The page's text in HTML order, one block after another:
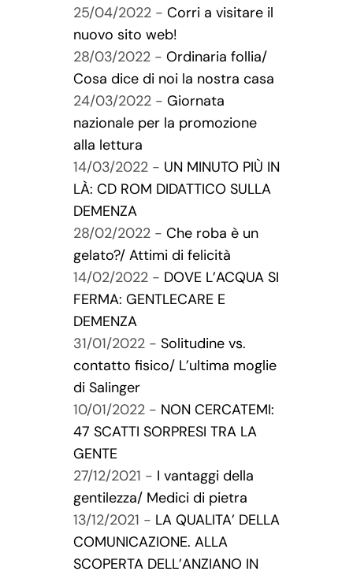
25/04/2022 - Corri a visitare il
nuovo sito web!
28/03/2022 - Ordinaria follia/
Cosa dice di noi la nostra casa
24/03/2022 - Giornata
nazionale per la promozione
alla lettura
14/03/2022 - UN MINUTO PIÙ IN
LÀ: CD ROM DIDATTICO SULLA
DEMENZA
28/02/2022 - Che roba è un
gelato?/ Attimi di felicità
14/02/2022 - DOVE L’ACQUA SI
FERMA: GENTLECARE E
DEMENZA
31/01/2022 - Solitudine vs.
contatto fisico/ L’ultima moglie
di Salinger
10/01/2022 - NON CERCATEMI:
47 SCATTI SORPRESI TRA LA
GENTE
27/12/2021 - I vantaggi della
gentilezza/ Medici di pietra
13/12/2021 - LA QUALITA’ DELLA
COMUNICAZIONE. ALLA
SCOPERTA DELL’ANZIANO IN